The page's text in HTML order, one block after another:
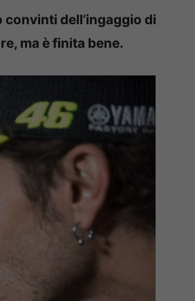
dell’ingaggio di
ma è finita bene.